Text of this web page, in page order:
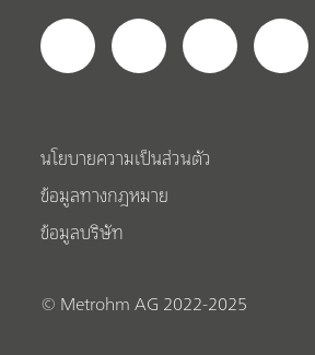
นโยบายความเป็นส่วนตัว
ข้อมูลทางกฎหมาย
ข้อมูลบริษัท
© Metrohm AG 2022-2025